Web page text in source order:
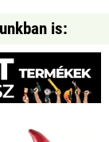
is: